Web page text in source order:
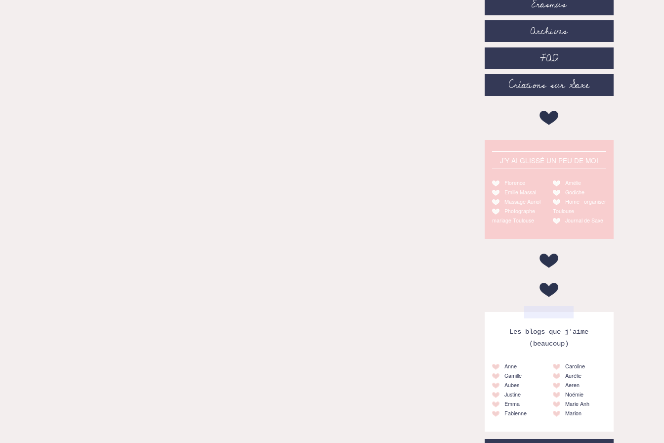
Erasmus
Archives
FAQ
Créations sur Saxe
J'Y AI GLISSÉ UN PEU DE MOI
Florence
Emilie Massal
Massage Auriol
Photographe
mariage Toulouse
Amélie
Godiche
Home organiser
Toulouse
Journal de Saxe
Les blogs que j'aime
(beaucoup)
Anne
Camille
Aubes
Justine
Emma
Fabienne
Caroline
Aurélie
Aeren
Noémie
Marie Anh
Marion